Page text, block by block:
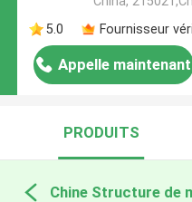
5.0
Fournisseur
Appelle maintenant
PRODUITS
Chine Structure de